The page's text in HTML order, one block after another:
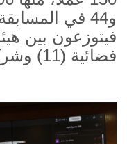
و44 في
فضائية (11) وشركات إنتاج (21)